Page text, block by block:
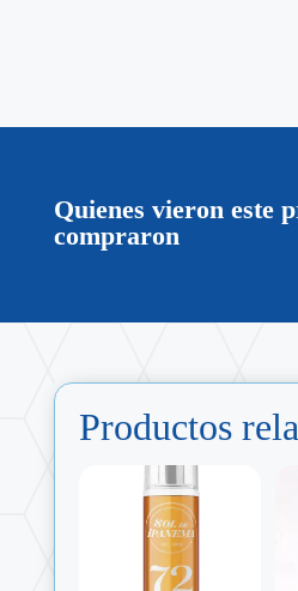
Quienes vieron este
compraron
Productos